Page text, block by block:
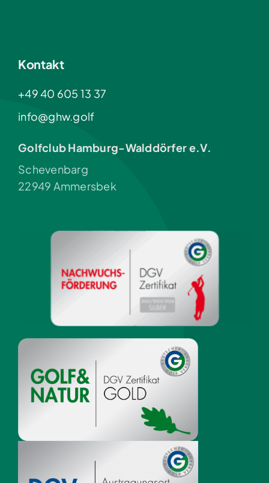
Kontakt
+49 40 605 13 37
info@ghw.golf
Golfclub Hamburg-Walddörfer e.V.
Schevenbarg
22949 Ammersbek